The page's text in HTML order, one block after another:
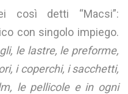
così detti “Macsi”:
con singolo impiego.
le lastre, le preforme,
i coperchi, i sacchetti,
le pellicole e in ogni